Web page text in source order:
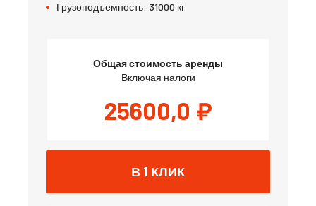
Грузоподъемность: 31000 кг
Общая стоимость аренды
Включая налоги
25600,0 ₽
В 1 КЛИК